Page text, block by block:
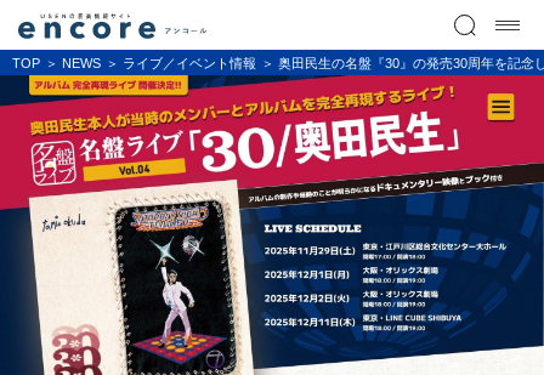
TOP NEWS ライブ／イベント情報 奥田民生の名盤『30』の発売30周年を記念